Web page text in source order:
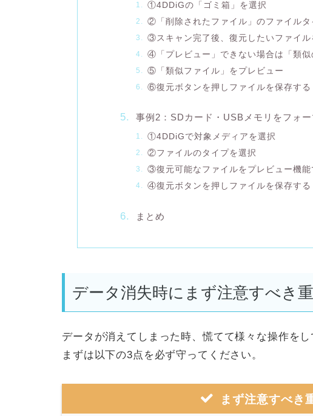
①4DDiGの「ゴミ箱」を選択
②「削除されたファイル」のファイルタ
③スキャン完了後、復元したいファイル
④「プレビュー」できない場合は「類似
⑤「類似ファイル」をプレビュー
⑥復元ボタンを押しファイルを保存する
事例2：SDカード・USBメモリをフォ
①4DDiGで対象メディアを選択
②ファイルのタイプを選択
③復元可能なファイルをプレビュー機能
④復元ボタンを押しファイルを保存する
まとめ
データ消失時にまず注意すべき
データが消えてしまった時、慌てて様々な操作をし
まずは以下の3点を必ず守ってください。
まず注意すべき